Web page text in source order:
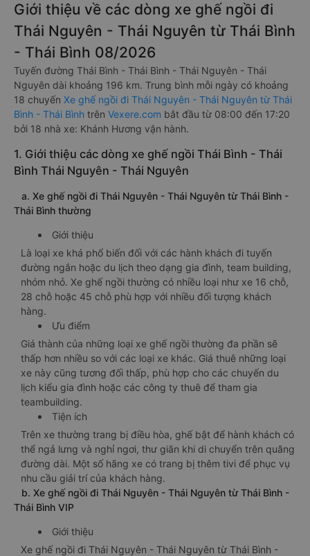
Giới thiệu về các dòng xe ghế ngồi đi
Thái Nguyên - Thái Nguyên từ Thái Bình
- Thái Bình 08/2026
Tuyến đường Thái Bình - Thái Bình - Thái Nguyên - Thái
Nguyên dài khoảng 196 km. Trung bình mỗi ngày có khoảng
18 chuyến Xe ghế ngồi đi Thái Nguyên - Thái Nguyên từ Thái
Bình - Thái Bình trên Vexere.com bắt đầu từ 08:00 đến 17:20
bởi 18 nhà xe: Khánh Hương vận hành.
1. Giới thiệu các dòng xe ghế ngồi Thái Bình - Thái
Bình Thái Nguyên - Thái Nguyên
a. Xe ghế ngồi đi Thái Nguyên - Thái Nguyên từ Thái Bình -
Thái Bình thường
Giới thiệu
Là loại xe khá phổ biến đối với các hành khách đi tuyến
đường ngắn hoặc du lịch theo dạng gia đình, team building,
nhóm nhỏ. Xe ghế ngồi thường có nhiều loại như xe 16 chỗ,
28 chỗ hoặc 45 chỗ phù hợp với nhiều đối tượng khách
hàng.
Ưu điểm
Giá thành của những loại xe ghế ngồi thường đa phần sẽ
thấp hơn nhiều so với các loại xe khác. Giá thuê những loại
xe này cũng tương đối thấp, phù hợp cho các chuyến du
lịch kiểu gia đình hoặc các công ty thuê để tham gia
teambuilding.
Tiện ích
Trên xe thường trang bị điều hòa, ghế bật để hành khách có
thể ngả lưng và nghỉ ngơi, thư giãn khi di chuyển trên quãng
đường dài. Một số hãng xe có trang bị thêm tivi để phục vụ
nhu cầu giải trí của khách hàng.
b. Xe ghế ngồi đi Thái Nguyên - Thái Nguyên từ Thái Bình -
Thái Bình VIP
Giới thiệu
Xe ghế ngồi đi Thái Nguyên - Thái Nguyên từ Thái Bình -